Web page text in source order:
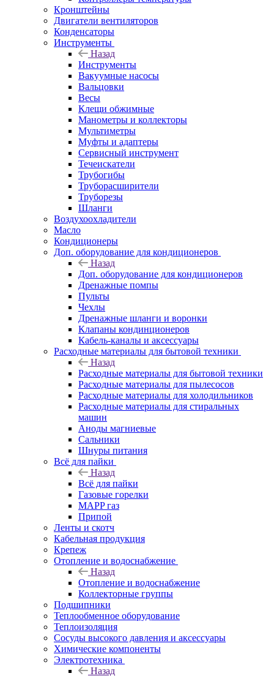
Кронштейны
Двигатели вентиляторов
Конденсаторы
Инструменты
Назад
Инструменты
Вакуумные насосы
Вальцовки
Весы
Клещи обжимные
Манометры и коллекторы
Мультиметры
Муфты и адаптеры
Сервисный инструмент
Течеискатели
Трубогибы
Труборасширители
Труборезы
Шланги
Воздухоохладители
Масло
Кондиционеры
Доп. оборудование для кондиционеров
Назад
Доп. оборудование для кондиционеров
Дренажные помпы
Пульты
Чехлы
Дренажные шланги и воронки
Клапаны кондинционеров
Кабель-каналы и аксессуары
Расходные материалы для бытовой техники
Назад
Расходные материалы для бытовой техники
Расходные материалы для пылесосов
Расходные материалы для холодильников
Расходные материалы для стиральных
машин
Аноды магниевые
Сальники
Шнуры питания
Всё для пайки
Назад
Всё для пайки
Газовые горелки
MAPP газ
Припой
Ленты и скотч
Кабельная продукция
Крепеж
Отопление и водоснабжение
Назад
Отопление и водоснабжение
Коллекторные группы
Подшипники
Теплообменное оборудование
Теплоизоляция
Сосуды высокого давления и аксессуары
Химические компоненты
Электротехника
Назад